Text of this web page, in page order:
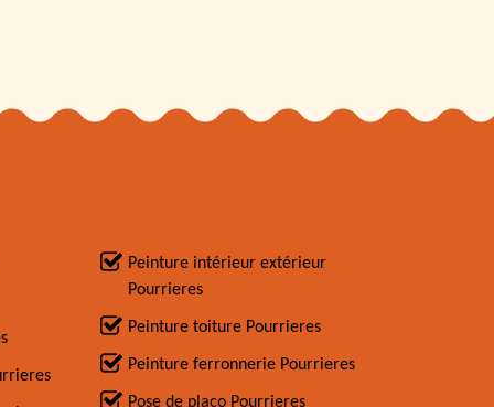
Peinture intérieur extérieur
Pourrieres
Peinture toiture Pourrieres
Peinture ferronnerie Pourrieres
Pose de placo Pourrieres